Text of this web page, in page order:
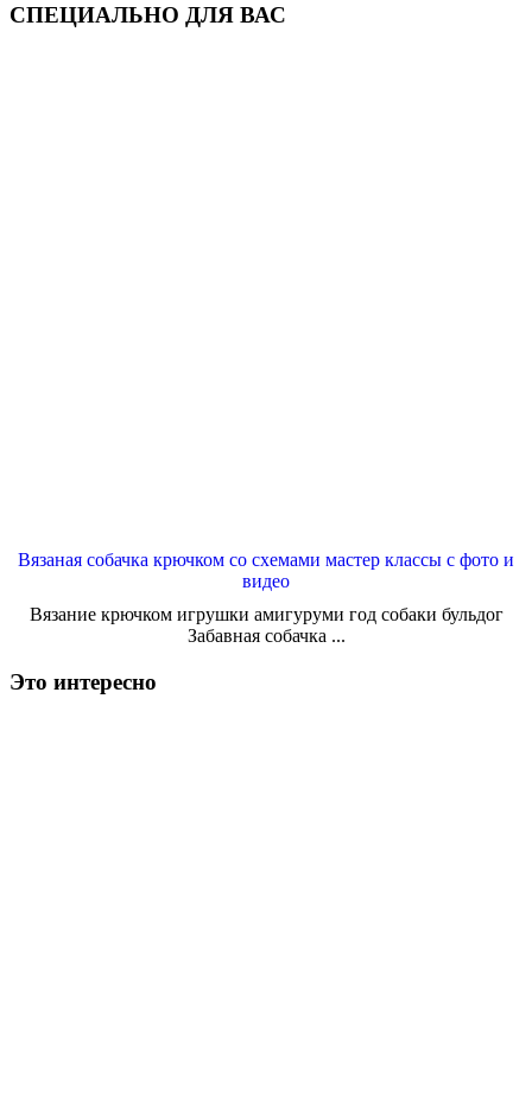
СПЕЦИАЛЬНО ДЛЯ ВАС
Вязаная собачка крючком со схемами мастер классы с фото и
видео
Вязание крючком игрушки амигуруми год собаки бульдог
Забавная собачка ...
Это интересно